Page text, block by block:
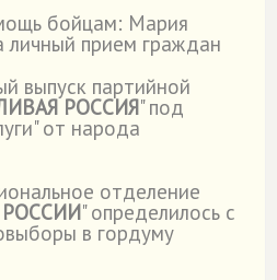
бойцам: Мария
личный прием граждан
выпуск партийной
РОССИЯ" под
от народа
отделение
" определилось с
в гордуму